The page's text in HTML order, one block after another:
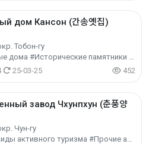
дом Кансон (간송옛집)
Тобон-гу
#Старинные дома #Исторические памятники #Исторический туризм
25-03-25 452
завод Чхунпхун (춘풍양
Чун-гу
#Прочие виды активного туризма #Прочие активности #Экспериментальный туризм